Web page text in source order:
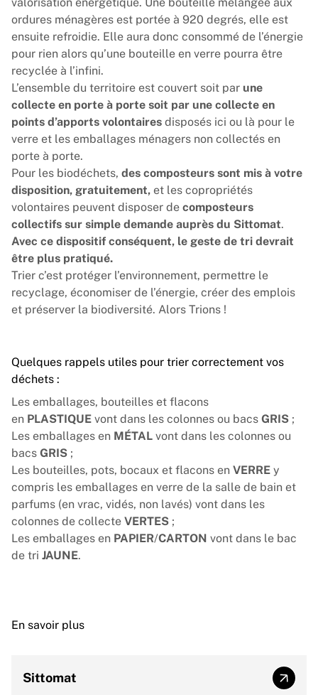
ordures ménagères est portée à 920 degrés, elle est
ensuite refroidie. Elle aura donc consommé de l’énergie
pour rien alors qu’une bouteille en verre pourra être
recyclée à l’infini.
L’ensemble du territoire est couvert soit par une
collecte en porte à porte soit par une collecte en
points d’apports volontaires disposés ici ou là pour le
verre et les emballages ménagers non collectés en
porte à porte.
Pour les biodéchets, des composteurs sont mis à votre
disposition, gratuitement, et les copropriétés
volontaires peuvent disposer de composteurs
collectifs sur simple demande auprès du Sittomat.
Avec ce dispositif conséquent, le geste de tri devrait
être plus pratiqué.
Trier c’est protéger l’environnement, permettre le
recyclage, économiser de l’énergie, créer des emplois
et préserver la biodiversité. Alors Trions !
Quelques rappels utiles pour trier correctement vos
déchets :
Les emballages, bouteilles et flacons
en PLASTIQUE vont dans les colonnes ou bacs GRIS ;
Les emballages en MÉTAL vont dans les colonnes ou
bacs GRIS ;
Les bouteilles, pots, bocaux et flacons en VERRE y
compris les emballages en verre de la salle de bain et
parfums (en vrac, vidés, non lavés) vont dans les
colonnes de collecte VERTES ;
Les emballages en PAPIER/CARTON vont dans le bac
de tri JAUNE.
En savoir plus
Sittomat